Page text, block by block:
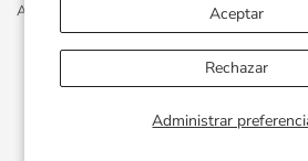
Administrar
Aceptar
Rechazar
Aviso de Privacidad Términos y Condiciones
Facturación Electrónica
Términos del servicio
Propiedad artística © 2026
Desarrollado porXphere